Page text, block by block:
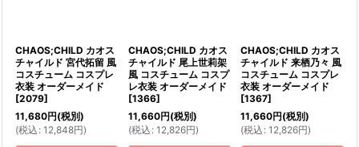
CHAOS;CHILD カオス
チャイルド 宮代拓留 風
コスチューム コスプレ
衣装 オーダーメイド
[2079]
11,680円(税別)
(税込 : 12,848円)
CHAOS;CHILD カオス
チャイルド 尾上世莉架
風 コスチューム コスプ
レ衣装 オーダーメイド
[1366]
11,660円(税別)
(税込 : 12,826円)
CHAOS;CHILD カオス
チャイルド 来栖乃々 風
コスチューム コスプレ
衣装 オーダーメイド
[1367]
11,660円(税別)
(税込 : 12,826円)